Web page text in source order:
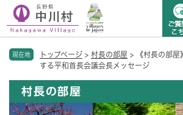
現在地 トップページ > 村長の部屋 >
《村長の部
する平和首長会議会長メッセージ
村長の部屋